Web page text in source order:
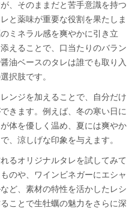
、そのままだと苦手意識を持つ
と薬味が重要な役割を果たしま
ミネラル感を爽やかに引き立
えることで、口当たりのバラン
油ベースのタレは誰でも取り入
択肢です。
ンジを加えることで、自分だけ
きます。例えば、冬の寒い日に
体を優しく温め、夏には爽やか
、涼しげな印象を与えます。
るオリジナルタレを試してみて
のや、ワインビネガーにエシャ
ど、素材の特性を活かしたレシ
ことで生牡蠣の魅力をさらに深